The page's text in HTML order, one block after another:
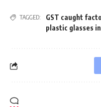
TAGGED:
GST caught
plastic glasses